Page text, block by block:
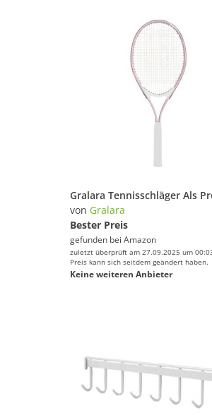
von Gralara
Bester Preis
gefunden bei Amazon
zuletzt überprüft am 27.09.2025 um
Preis kann sich seitdem geändert haben.
Keine weiteren Anbieter